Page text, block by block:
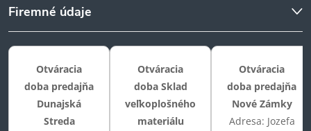
Firemné údaje
Otváracia
doba predajňa
Dunajská
Streda
Otváracia
doba Sklad
veľkoplošného
materiálu
Otváracia
doba predajňa
Nové Zámky
Adresa: Jozefa